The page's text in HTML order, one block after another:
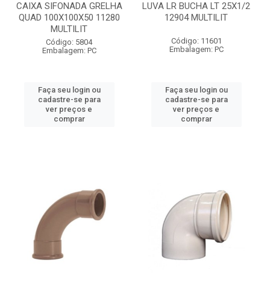
CAIXA SIFONADA GRELHA
QUAD 100X100X50 11280
MULTILIT
Código: 5804
Embalagem: PC
Faça seu login ou
cadastre-se para
ver preços e
comprar
LUVA LR BUCHA LT 25X1/2
12904 MULTILIT
Código: 11601
Embalagem: PC
Faça seu login ou
cadastre-se para
ver preços e
comprar